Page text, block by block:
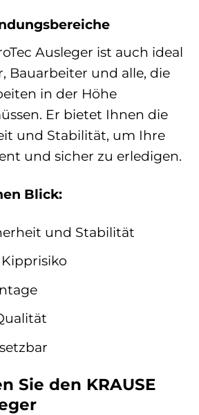
Ausleger ist auch ideal
Bauarbeiter und alle, die
in der Höhe
Er bietet Ihnen die
und Stabilität, um Ihre
und sicher zu erledigen.
Blick:
und Stabilität
Sie den KRAUSE